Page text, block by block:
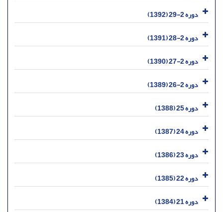
دوره 2-29 (1392)
دوره 2-28 (1391)
دوره 2-27 (1390)
دوره 2-26 (1389)
دوره 25 (1388)
دوره 24 (1387)
دوره 23 (1386)
دوره 22 (1385)
دوره 21 (1384)